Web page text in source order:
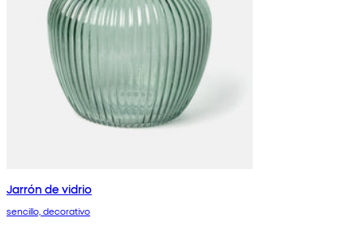
Jarrón de vidrio
sencillo, decorativo